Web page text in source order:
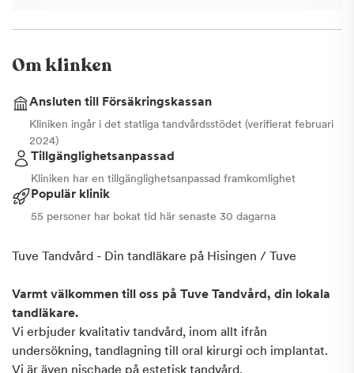
Om klinken
Ansluten till Försäkringskassan
Kliniken ingår i det statliga tandvårdsstödet (verifierat februari
2024)
Tillgänglighetsanpassad
Kliniken har en tillgänglighetsanpassad framkomlighet
Populär klinik
55 personer har bokat tid här senaste 30 dagarna
Tuve Tandvård - Din tandläkare på Hisingen / Tuve
Varmt välkommen till oss på Tuve Tandvård, din lokala
tandläkare.
Vi erbjuder kvalitativ tandvård, inom allt ifrån
undersökning, tandlagning till oral kirurgi och implantat.
Vi är även nischade på estetisk tandvård.